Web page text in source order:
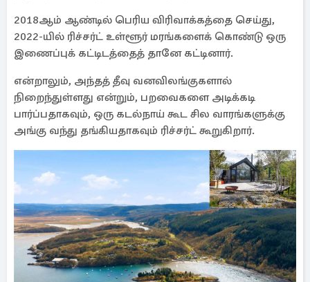
2018ஆம் ஆண்டில் பெரிய விரிவாக்கத்தை செய்து,
2022-யில் ரிச்சர்ட் உள்ளூர் மரங்களைக் கொண்டு ஒரு
இணைப்புக் கட்டிடத்தைத் தானே கட்டினார்.
என்றாலும், அந்தத் தீவு வனவிலங்குகளால்
நிறைந்துள்ளது என்றும், பறவைகளை அடிக்கடி
பார்ப்பதாகவும், ஒரு கடல்நாய் கூட சில வாரங்களுக்கு
அங்கு வந்து தங்கியதாகவும் ரிச்சர்ட் கூறுகிறார்.